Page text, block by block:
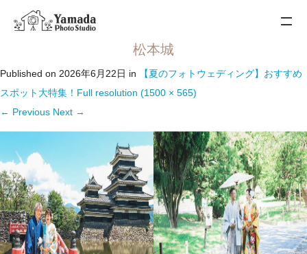
松本城
Published on 2026年6月22日 in
【夏のフォトウェディング】おすすめ
スポット大特集！ Full resolution (1500 × 565)
← Previous Next →